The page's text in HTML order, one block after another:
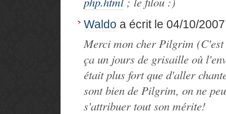
Waldo a écrit le 04/10/
Merci mon cher Pilgrim
ça un jours de grisaille où
était plus fort que d'aller
sont bien de Pilgrim, on ne
s'attribuer tout son mérite!